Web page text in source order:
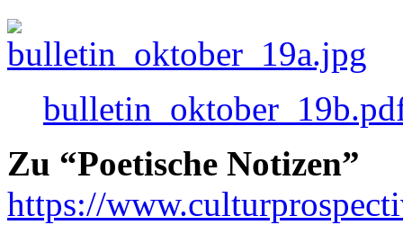
Zu “Poetische Notizen”
https://